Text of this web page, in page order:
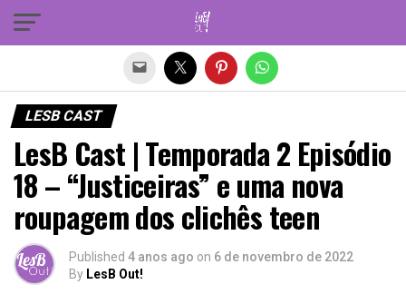
LESB CAST
LesB Cast | Temporada 2 Episódio
18 – “Justiceiras” e uma nova
roupagem dos clichês teen
Published 4 anos ago on 6 de novembro de 2022
By LesB Out!
Sair da versão mobile